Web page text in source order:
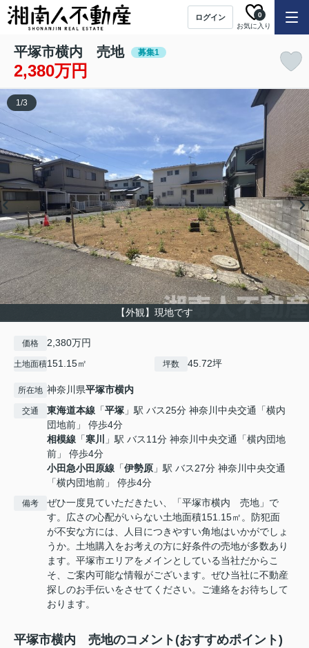
ログイン
お気に入り
0
平塚市横内 売地 募集1
2,380万円
【外観】現地です
1/3
価格 2,380万円
土地面積151.15㎡ 坪数 45.72坪
所在地 神奈川県平塚市横内
交通 東海道本線 「平塚 」駅 バス25分 神奈川中央交通「横内
団地前」 停歩4分
相模線 「寒川
」駅 バス11分 神奈川中央交通「横内団地
前」 停歩4分
小田急小田原線 「伊勢原 」駅 バス27分 神奈川中央交通
「横内団地前」 停歩4分
備考
ぜひ一度見ていただきたい、「平塚市横内 売地」で
す。広さの心配がいらない土地面積151.15㎡。防犯面
が不安な方には、人目につきやすい角地はいかがでしょ
うか。土地購入をお考えの方に好条件の売地が多数あり
ます。平塚市エリアをメインとしている当社だからこ
そ、ご案内可能な情報がございます。ぜひ当社に不動産
探しのお手伝いをさせてください。ご連絡をお待ちして
おります。
平塚市横内 売地のコメント(おすすめポイント)